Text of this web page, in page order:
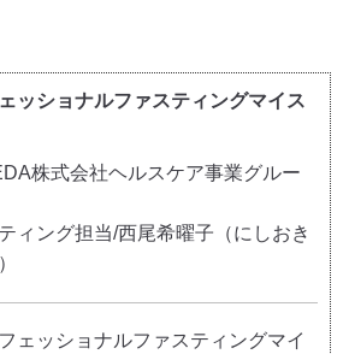
ッショナルファスティングマイス
株式会社ヘルスケア事業グルー
ィング担当/西尾希曜子（にしおき
ェッショナルファスティングマイ